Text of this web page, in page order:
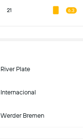
21 6.3
River Plate
Internacional
Werder Bremen